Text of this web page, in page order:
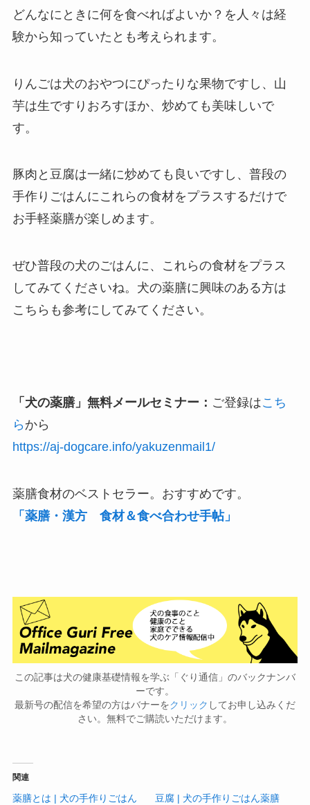
どんなにときに何を食べればよいか？を人々は経
験から知っていたとも考えられます。
りんごは犬のおやつにぴったりな果物ですし、山
芋は生ですりおろすほか、炒めても美味しいで
す。
豚肉と豆腐は一緒に炒めても良いですし、普段の
手作りごはんにこれらの食材をプラスするだけで
お手軽薬膳が楽しめます。
ぜひ普段の犬のごはんに、これらの食材をプラス
してみてくださいね。犬の薬膳に興味のある方は
こちらも参考にしてみてください。
「犬の薬膳」無料メールセミナー： ご登録はこち
ら から
https://aj-dogcare.info/yakuzenmail1/
薬膳食材のベストセラー。おすすめです。
「薬膳・漢方 食材＆食べ合わせ手帖」
この記事は犬の健康基礎情報を学ぶ「ぐり通信」のバックナンバ
ーです。
最新号の配信を希望の方はバナーをクリック してお申し込みくだ
さい。無料でご購読いただけます。
関連
薬膳とは | 犬の手作りごはん
豆腐 | 犬の手作りごはん薬膳